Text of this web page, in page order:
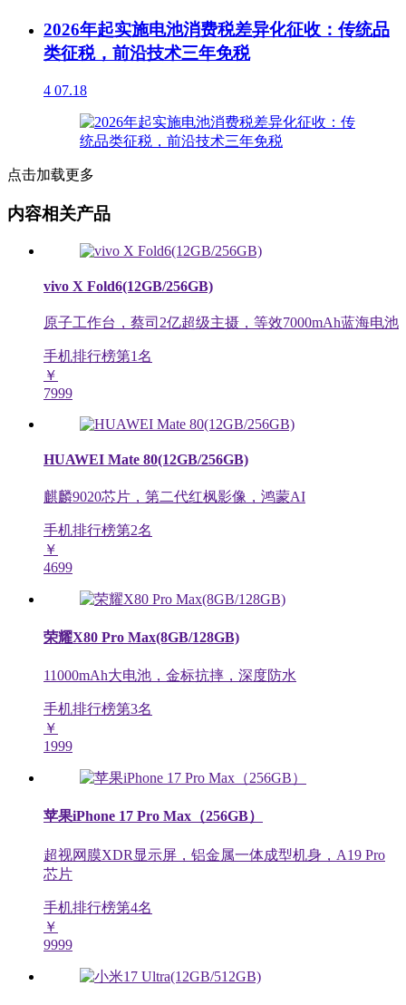
2026年起实施电池消费税差异化征收：传统品
类征税，前沿技术三年免税
4 07.18
点击加载更多
内容相关产品
vivo X Fold6(12GB/256GB)
原子工作台，蔡司2亿超级主摄，等效7000mAh蓝海电池
手机排行榜第1名
￥
7999
HUAWEI Mate 80(12GB/256GB)
麒麟9020芯片，第二代红枫影像，鸿蒙AI
手机排行榜第2名
￥
4699
荣耀X80 Pro Max(8GB/128GB)
11000mAh大电池，金标抗摔，深度防水
手机排行榜第3名
￥
1999
苹果iPhone 17 Pro Max（256GB）
超视网膜XDR显示屏，铝金属一体成型机身，A19 Pro
芯片
手机排行榜第4名
￥
9999